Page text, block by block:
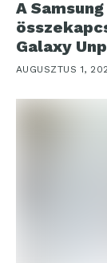
A
Galaxy
AUGUSZTUS 1,